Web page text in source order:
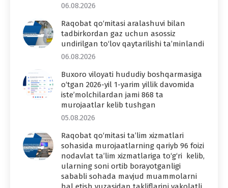
06.08.2026
Raqobat qo‘mitasi aralashuvi bilan
tadbirkordan gaz uchun asossiz
undirilgan to‘lov qaytarilishi ta’minlandi
06.08.2026
Buxoro viloyati hududiy boshqarmasiga
o‘tgan 2026-yil 1-yarim yillik davomida
iste’molchilardan jami 868 ta
murojaatlar kelib tushgan
05.08.2026
Raqobat qo‘mitasi ta’lim xizmatlari
sohasida murojaatlarning qariyb 96 foizi
nodavlat ta’lim xizmatlariga to‘g‘ri kelib,
ularning soni ortib borayotganligi
sababli sohada mavjud muammolarni